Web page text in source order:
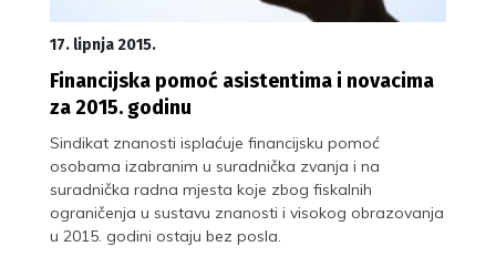
17. lipnja 2015.
Financijska pomoć asistentima i novacima
za 2015. godinu
Sindikat znanosti isplaćuje financijsku pomoć
osobama izabranim u suradnička zvanja i na
suradnička radna mjesta koje zbog fiskalnih
ograničenja u sustavu znanosti i visokog obrazovanja
u 2015. godini ostaju bez posla.